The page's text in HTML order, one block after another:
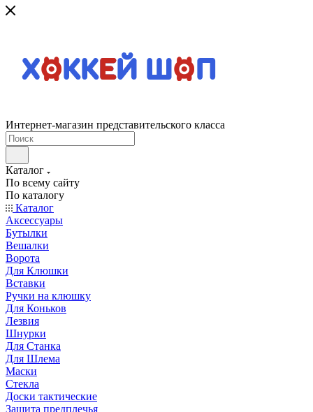
Интернет-магазин представительского класса
Каталог
По всему сайту
По каталогу
Каталог
Аксессуары
Бутылки
Вешалки
Ворота
Для Клюшки
Вставки
Ручки на клюшку
Для Коньков
Лезвия
Шнурки
Для Станка
Для Шлема
Маски
Стекла
Доски тактические
Защита предплечья